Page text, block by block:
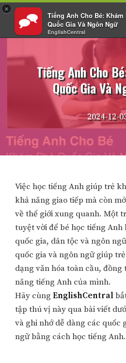
×
Tiếng Anh Cho Bé: Khám
Quốc Gia Và Ngôn Ngữ
EnglishCentral
Chuyển
nội
Tiếng Anh Cho
Quốc Gia Và
2024-12-
Việc học tiếng Anh giúp trẻ
khả năng giao tiếp mà còn
về thế giới xung quanh. Một
tuyệt vời để bé học tiếng Anh
quốc gia, dân tộc và ngôn
quốc gia và ngôn ngữ giúp
dạng văn hóa toàn cầu, đồng
năng tiếng Anh của mình.
Hãy cùngEnglishCentral
tập thú vị này qua bài viết
và ghi nhớ dễ dàng các quốc
ngữ bằng cách học tiếng Anh.